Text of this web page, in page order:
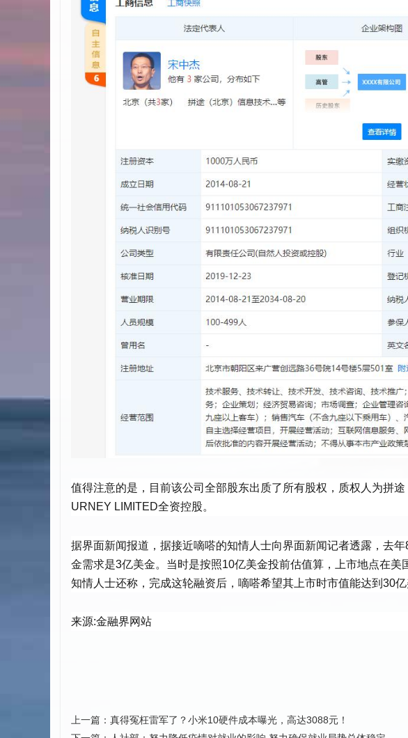
值得注意的是，目前该公司全部股东出质了所有股权，质权人为拼
URNEY LIMITED全资控股。
据界面新闻报道，据接近嘀嗒的知情人士向界面新闻记者透露，去
金需求是3亿美金。当时是按照10亿美金投前估值算，上市地点在
知情人士还称，完成这轮融资后，嘀嗒希望其上市时市值能达到30亿
来源:金融界网站
上一篇： 真得冤枉雷军了？小米10硬件成本曝光，高达3088元！